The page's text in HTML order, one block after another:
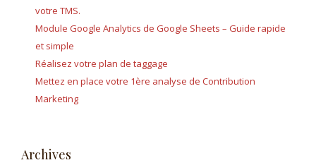
votre TMS.
Module Google Analytics de Google Sheets – Guide rapide
et simple
Réalisez votre plan de taggage
Mettez en place votre 1ère analyse de Contribution
Marketing
Archives